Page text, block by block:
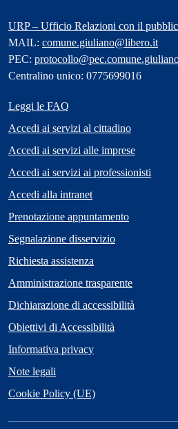
URP – Ufficio Relazioni con il
MAIL: comune.giuliano@libero.it
PEC:
Centralino unico: 0775699016
Leggi le FAQ
Accedi ai servizi al cittadino
Accedi ai servizi alle imprese
Accedi ai servizi ai professionisti
Accedi alla intranet
Prenotazione appuntamento
Segnalazione disservizio
Richiesta assistenza
Amministrazione trasparente
Dichiarazione di accessibilità
Obiettivi di Accessibilità
Informativa privacy
Note legali
Cookie Policy (UE)